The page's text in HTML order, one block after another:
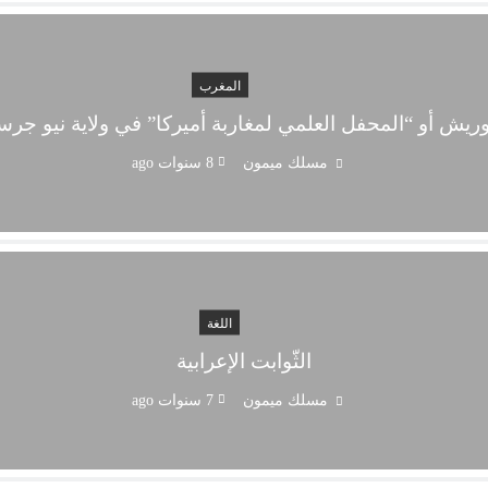
المغرب
أو “المحفل العلمي لمغاربة أميركا” في ولاية نيو
مسلك ميمون 8 سنوات ago
اللغة
الثّوابت الإعرابية
مسلك ميمون 7 سنوات ago